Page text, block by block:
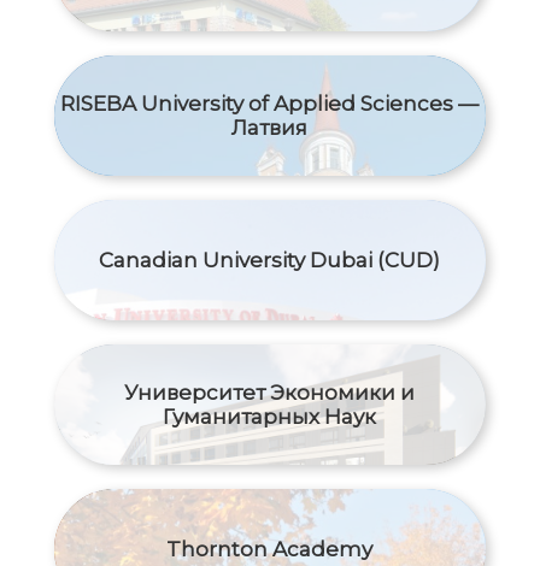
RISEBA University of Applied Sciences —
Латвия
Canadian University Dubai (CUD)
Университет Экономики и
Гуманитарных Наук
Thornton Academy